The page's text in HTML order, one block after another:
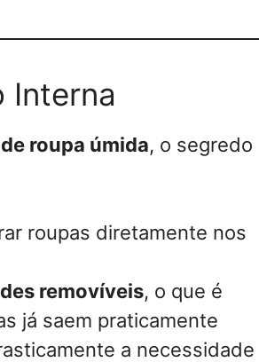
Interna
roupa úmida, o segredo
roupas diretamente nos
removíveis, o que é
já saem praticamente
a necessidade